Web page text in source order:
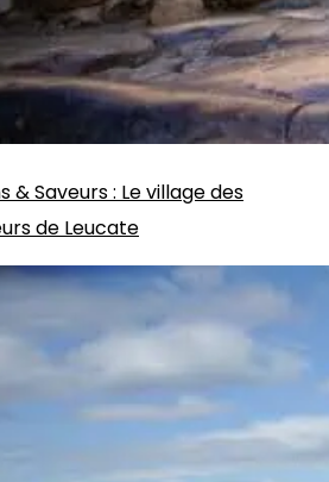
& Saveurs: Le village des
de Leucate